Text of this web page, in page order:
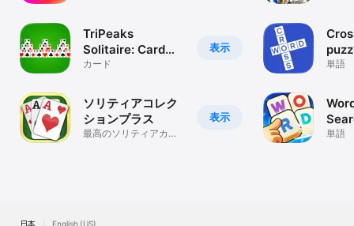
表示
TriPeaks
Solitaire: Card
Game
カード
表示
ソリティアコレク
ションプラス
最高のソリティアカー
単語
単語
日本 English (US)